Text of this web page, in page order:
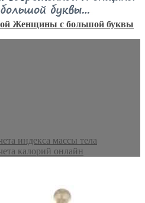
Женщины с большой буквы
индекса массы тела
калорий онлайн